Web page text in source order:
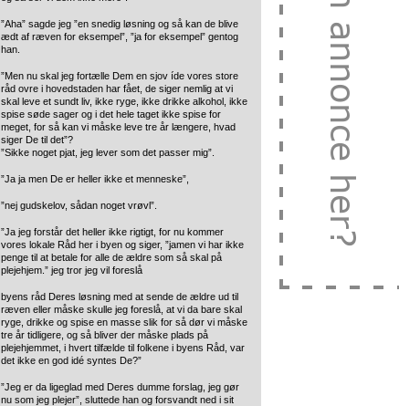
”Aha” sagde jeg ”en snedig løsning og så kan de blive
ædt af ræven for eksempel”, ”ja for eksempel” gentog
han.
”Men nu skal jeg fortælle Dem en sjov íde vores store
råd ovre i hovedstaden har fået, de siger nemlig at vi
skal leve et sundt liv, ikke ryge, ikke drikke alkohol, ikke
spise søde sager og i det hele taget ikke spise for
meget, for så kan vi måske leve tre år længere, hvad
siger De til det”?
”Sikke noget pjat, jeg lever som det passer mig”.
”Ja ja men De er heller ikke et menneske”,
”nej gudskelov, sådan noget vrøvl”.
”Ja jeg forstår det heller ikke rigtigt, for nu kommer
vores lokale Råd her i byen og siger, ”jamen vi har ikke
penge til at betale for alle de ældre som så skal på
plejehjem.” jeg tror jeg vil foreslå
byens råd Deres løsning med at sende de ældre ud til
ræven eller måske skulle jeg foreslå, at vi da bare skal
ryge, drikke og spise en masse slik for så dør vi måske
tre år tidligere, og så bliver der måske plads på
plejehjemmet, i hvert tilfælde til folkene i byens Råd, var
det ikke en god idé syntes De?”
”Jeg er da ligeglad med Deres dumme forslag, jeg gør
nu som jeg plejer”, sluttede han og forsvandt ned i sit